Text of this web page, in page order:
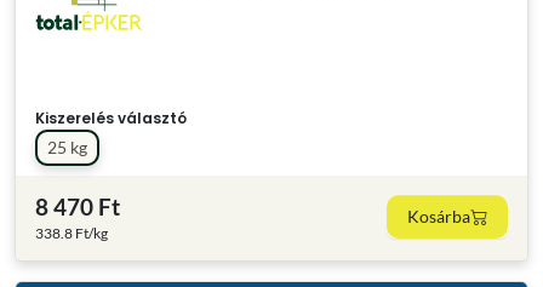
Kiszerelés választó
25 kg
8 470 Ft
338.8 Ft/kg
Kosárba